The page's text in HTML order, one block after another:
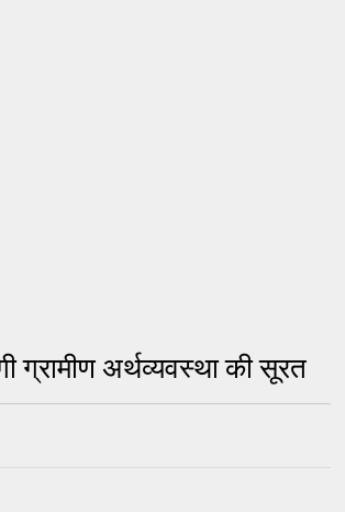
ग्रामीण अर्थव्यवस्था की सूरत